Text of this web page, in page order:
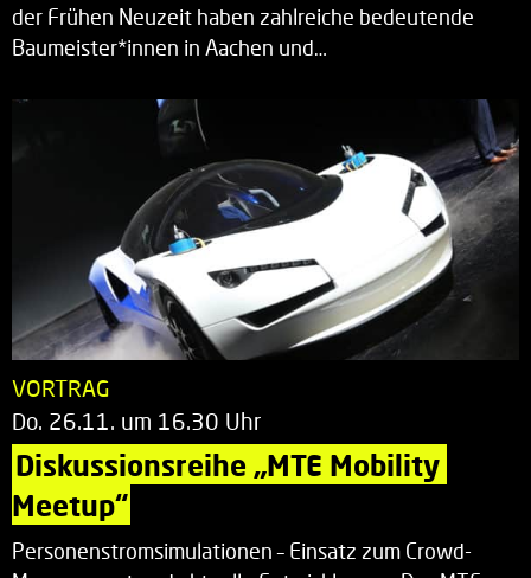
der Frühen Neuzeit haben zahlreiche bedeutende
Baumeister*innen in Aachen und…
VORTRAG
Do. 26.11. um 16.30 Uhr
Diskussionsreihe „MTE Mobility
Meetup“
Personenstromsimulationen – Einsatz zum Crowd-